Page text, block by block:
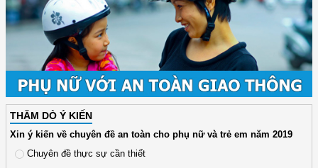
THĂM DÒ Ý KIẾN
Xin ý kiến về chuyên đề an toàn cho phụ nữ và trẻ em năm 2019
Chuyên đề thực sự cần thiết